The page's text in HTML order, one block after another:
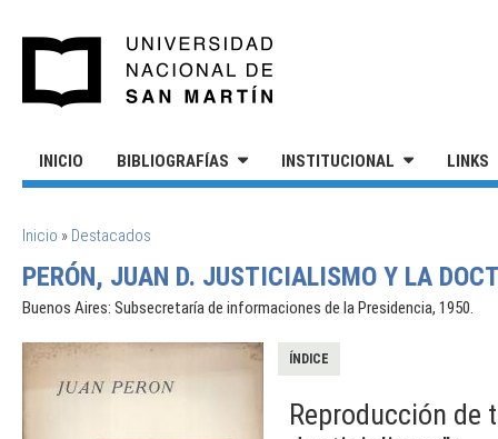
INICIO BIBLIOGRAFÍAS INSTITUCIONAL LINKS
SE ENCUENTRA USTED AQUÍ
Inicio » Destacados
PERÓN, JUAN D. JUSTICIALISMO Y LA
Buenos Aires: Subsecretaría de informaciones de la Presidencia, 1950.
ÍNDICE
Reproducción de